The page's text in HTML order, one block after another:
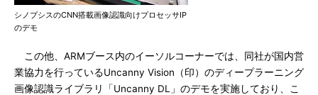
シノプシスのCNN搭載画像認識向けプロセッサIP
のデモ
この他、ARMブース内のイーソルコーナーでは、同社が国内営
業協力を行っているUncanny Vision（印）のディープラーニング
画像認識ライブラリ「Uncanny DL」のデモを実施しており、こ